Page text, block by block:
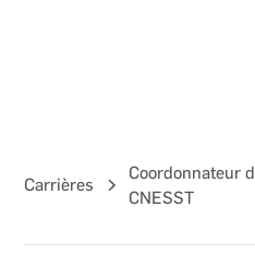
Carrières
Coordonnateur
CNESST